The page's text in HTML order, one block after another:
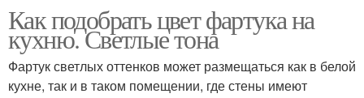
Как подобрать цвет фартука на
кухню. Светлые тона
Фартук светлых оттенков может размещаться как в белой
кухне, так и в таком помещении, где стены имеют